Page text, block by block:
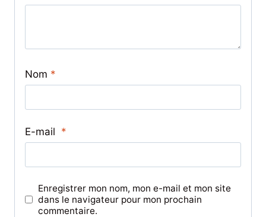
Nom *
E-mail *
Enregistrer mon nom, mon e-mail et mon site
dans le navigateur pour mon prochain
commentaire.